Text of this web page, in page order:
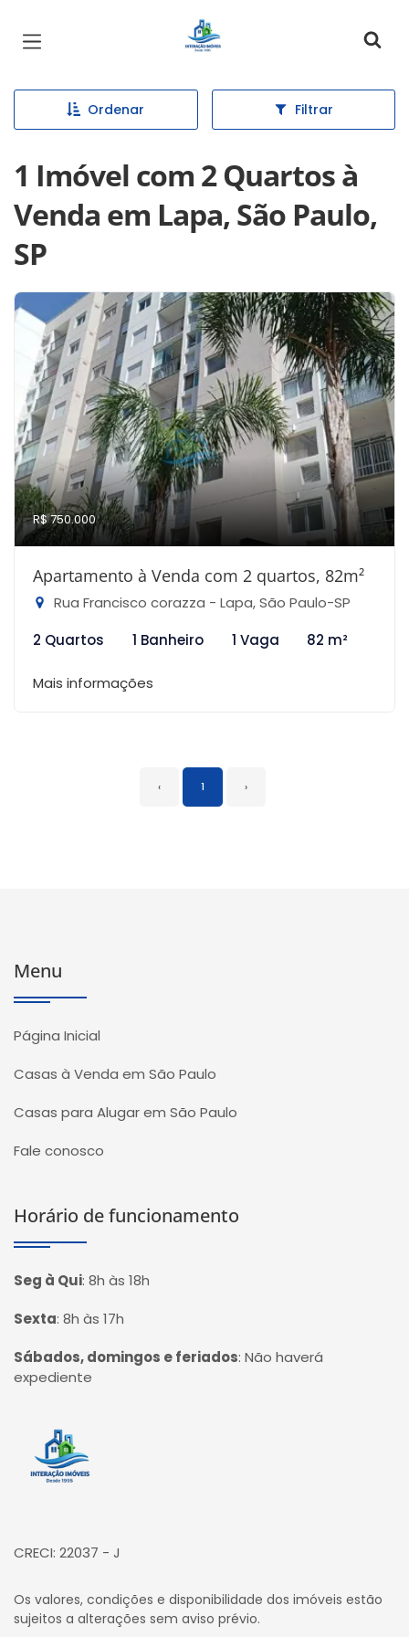
Página inicial
Ordenar Filtrar
1 Imóvel com 2 Quartos à
Venda em Lapa, São Paulo,
SP
R$ 750.000
Apartamento à Venda com 2 quartos, 82m²
Rua Francisco corazza - Lapa, São Paulo-SP
2 Quartos
1 Banheiro 1 Vaga 82 m²
Mais informações
‹ 1 ›
Menu
Página Inicial
Casas à Venda em São Paulo
Casas para Alugar em São Paulo
Fale conosco
Horário de funcionamento
Seg à Qui: 8h às 18h
Sexta: 8h às 17h
Sábados, domingos e feriados: Não haverá
expediente
Página inicial
CRECI: 22037 - J
Os valores, condições e disponibilidade dos imóveis estão
sujeitos a alterações sem aviso prévio.